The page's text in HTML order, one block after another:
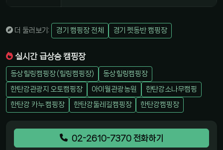
더 둘러보기: 경기 캠핑장 전체 경기 펫동반 캠핑장
실시간 급상승 캠핑장
동상힐링캠핑장 (힐링캠핑장)
동상힐링캠핑장
한탄강관광지 오토캠핑장
아이월관광농원
한탄강소나무캠핑
한탄강 카누 캠핑장
한탄강둘레길캠핑장 한탄강캠핑장
02-2610-7370 전화하기